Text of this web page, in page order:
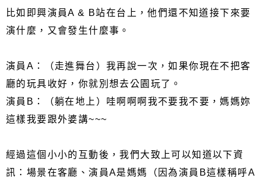
比如即興演員A & B站在台上，他們還不知道接下來要
演什麼，又會發生什麼事。
演員A：（走進舞台）我再說一次，如果你現在不把客
廳的玩具收好，你就別想去公園玩了。
演員B：（躺在地上）哇啊啊啊我不要我不要，媽媽妳
這樣我要跟外婆講~~~
經過這個小小的互動後，我們大致上可以知道以下資
訊：場景在客廳、演員A是媽媽（因為演員B這樣稱呼A